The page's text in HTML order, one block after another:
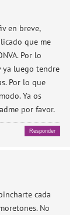
en breve,
que me
Por lo
ya luego tendre
Por lo que
Ya os
por favor.
Responder
cada
No